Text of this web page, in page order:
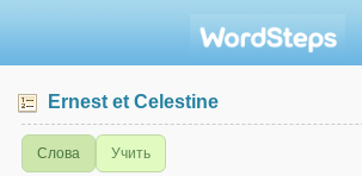
Ernest et Celestine
Слова Учить